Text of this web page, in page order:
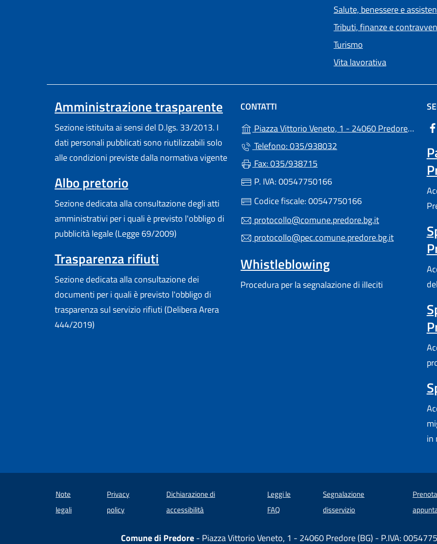
Salute, benessere e
Tributi, finanze e
Turismo
Vita lavorativa
Amministrazione trasparente
Sezione istituita ai sensi del D.lgs. 33/2013. I
dati personali pubblicati sono riutilizzabili solo
alle condizioni previste dalla normativa vigente
Albo pretorio(apre in un'altra scheda).
Sezione dedicata alla consultazione degli atti
amministrativi per i quali è previsto l'obbligo di
pubblicità legale (Legge 69/2009)
Trasparenza rifiuti
Sezione dedicata alla consultazione dei
documenti per i quali è previsto l'obbligo di
trasparenza sul servizio rifiuti (Delibera Arera
444/2019)
CONTATTI
Piazza Vittorio Veneto, 1 - 24060 Predore (BG)
Telefono: 035/938032
Fax: 035/938715
P. IVA: 00547750166
Codice fiscale: 00547750166
protocollo@comune.predore.bg.it
protocollo@pec.comune.predore.bg.it
Whistleblowing
Procedura per la segnalazione di illeciti
in
Note
legali
Privacy
policy
Dichiarazione di
accessibilità (apre in un'altra scheda).
Leggi le
FAQ
Segnalazione
disservizio
Comune di Predore- Piazza Vittorio Veneto, 1 - 24060 Predore (BG) - P.IVA: